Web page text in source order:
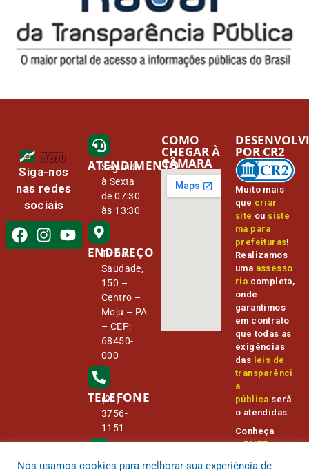
Siga-nos
nas redes
sociais
ATENDIMENTO
Segunda
à Sexta
de 07:30
às 13:30
ENDEREÇO
Tv Da
Saudade,
150 –
Centro –
Moju – PA
– CEP:
68450-
000
TELEFONE
(91)
3756-
1151
COMO
CHEGAR À
CÂMARA
Muito mais
que criar
site ou siste
ma para
prefeituras!
Realizamos
uma assesso
ria completa,
onde
garantimos
em contrato
que todas as
exigências
das leis de
transparênci
a
pública serã
o atendidas.
Conheça
oPNTPe
POR CR2
Nós usamos cookies para melhorar sua experiência de